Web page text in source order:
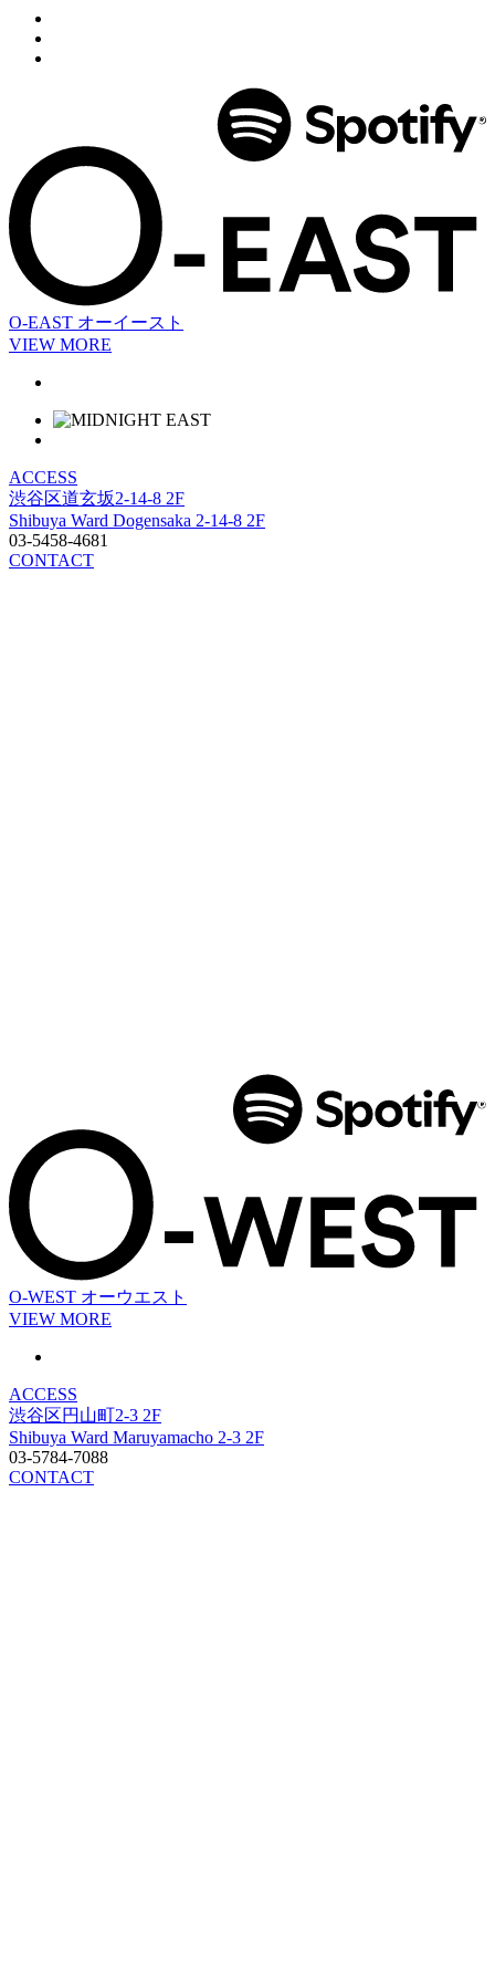
O-EAST オーイースト
VIEW MORE
ACCESS
渋谷区道玄坂2-14-8 2F
Shibuya Ward Dogensaka 2-14-8 2F
03-5458-4681
CONTACT
O-WEST オーウエスト
VIEW MORE
ACCESS
渋谷区円山町2-3 2F
Shibuya Ward Maruyamacho 2-3 2F
03-5784-7088
CONTACT